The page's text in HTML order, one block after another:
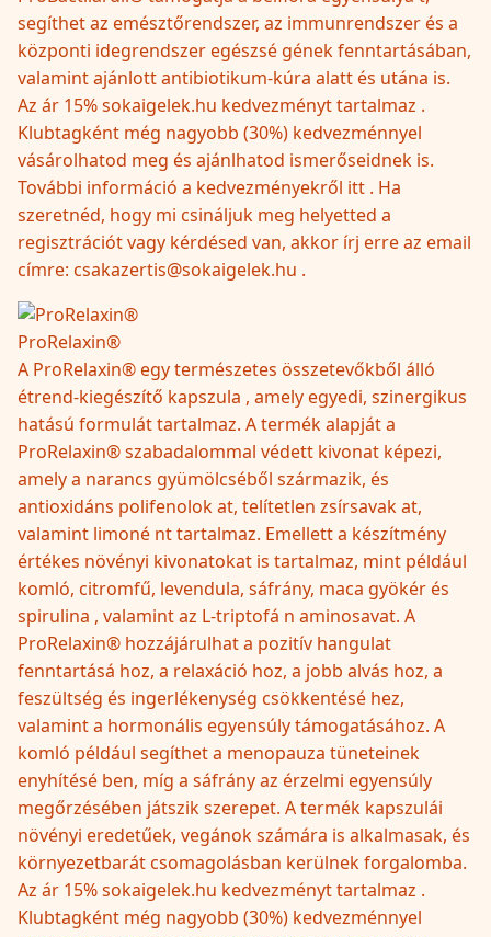
segíthet az emésztőrendszer, az immunrendszer és a
központi idegrendszer egészsé gének fenntartásában,
valamint ajánlott antibiotikum-kúra alatt és utána is.
Az ár 15% sokaigelek.hu kedvezményt tartalmaz .
Klubtagként még nagyobb (30%) kedvezménnyel
vásárolhatod meg és ajánlhatod ismerőseidnek is.
További információ a kedvezményekről itt . Ha
szeretnéd, hogy mi csináljuk meg helyetted a
regisztrációt vagy kérdésed van, akkor írj erre az email
címre: csakazertis@sokaigelek.hu .
ProRelaxin®
A ProRelaxin® egy természetes összetevőkből álló
étrend-kiegészítő kapszula , amely egyedi, szinergikus
hatású formulát tartalmaz. A termék alapját a
ProRelaxin® szabadalommal védett kivonat képezi,
amely a narancs gyümölcséből származik, és
antioxidáns polifenolok at, telítetlen zsírsavak at,
valamint limoné nt tartalmaz. Emellett a készítmény
értékes növényi kivonatokat is tartalmaz, mint például
komló, citromfű, levendula, sáfrány, maca gyökér és
spirulina , valamint az L-triptofá n aminosavat. A
ProRelaxin® hozzájárulhat a pozitív hangulat
fenntartásá hoz, a relaxáció hoz, a jobb alvás hoz, a
feszültség és ingerlékenység csökkentésé hez,
valamint a hormonális egyensúly támogatásához. A
komló például segíthet a menopauza tüneteinek
enyhítésé ben, míg a sáfrány az érzelmi egyensúly
megőrzésében játszik szerepet. A termék kapszulái
növényi eredetűek, vegánok számára is alkalmasak, és
környezetbarát csomagolásban kerülnek forgalomba.
Az ár 15% sokaigelek.hu kedvezményt tartalmaz .
Klubtagként még nagyobb (30%) kedvezménnyel